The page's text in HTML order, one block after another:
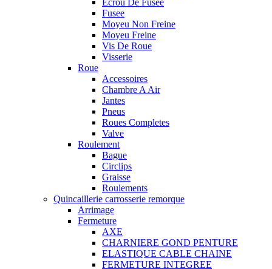
Ecrou De Fusee
Fusee
Moyeu Non Freine
Moyeu Freine
Vis De Roue
Visserie
Roue
Accessoires
Chambre A Air
Jantes
Pneus
Roues Completes
Valve
Roulement
Bague
Circlips
Graisse
Roulements
Quincaillerie carrosserie remorque
Arrimage
Fermeture
AXE
CHARNIERE GOND PENTURE
ELASTIQUE CABLE CHAINE
FERMETURE INTEGREE